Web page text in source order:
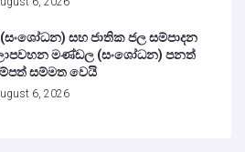
සහ ජාතික ජල සම්පාදන
මණ්ඩල (සංශෝධන) පනත්
සම්මත වෙයි
6, 2026